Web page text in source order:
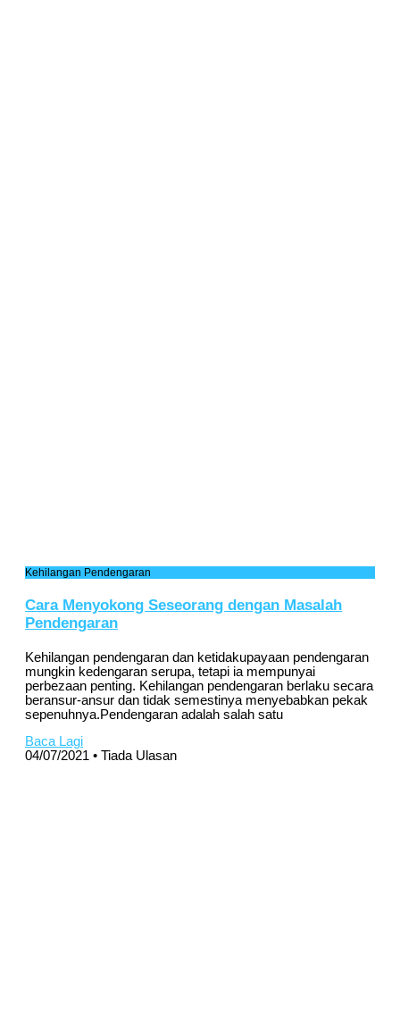
Kehilangan Pendengaran
Cara Menyokong Seseorang dengan Masalah
Pendengaran
Kehilangan pendengaran dan ketidakupayaan pendengaran
mungkin kedengaran serupa, tetapi ia mempunyai
perbezaan penting. Kehilangan pendengaran berlaku secara
beransur-ansur dan tidak semestinya menyebabkan pekak
sepenuhnya.Pendengaran adalah salah satu
Baca Lagi
04/07/2021
Tiada Ulasan